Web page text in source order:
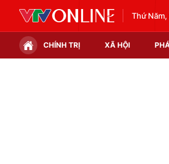
Thứ
CHÍNH TRỊ XÃ HỘI